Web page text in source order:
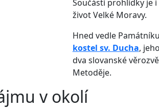
Součástí prohlídky je i
život Velké Moravy.
Hned vedle
kostel sv. Ducha,
dva slovanské
Metoděje.
v okolí